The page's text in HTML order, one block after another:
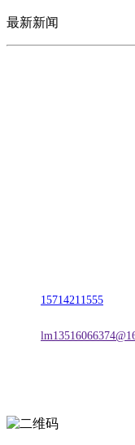
最新新闻
15714211555